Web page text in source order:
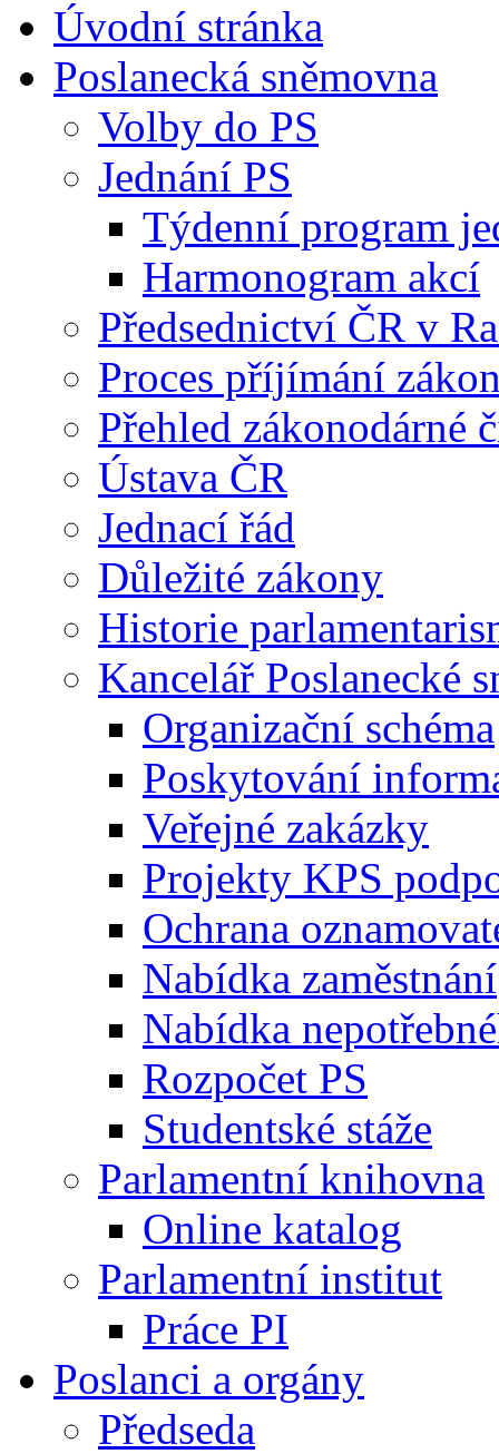
Úvodní stránka
Poslanecká sněmovna
Volby do PS
Jednání PS
Týdenní program
Harmonogram akcí
Předsednictví ČR v
Proces příjímání
Přehled zákonodárné
Ústava ČR
Jednací řád
Důležité zákony
Historie
Kancelář Poslanecké
Organizační schéma
Poskytování
Veřejné zakázky
Projekty KPS
Ochrana
Nabídka zaměstnání
Nabídka
Rozpočet PS
Studentské stáže
Parlamentní knihovna
Online katalog
Parlamentní institut
Práce PI
Poslanci a orgány
Předseda